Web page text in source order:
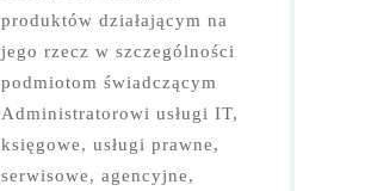
produktów działającym na
jego rzecz w szczególności
podmiotom świadczącym
Administratorowi usługi IT,
księgowe, usługi prawne,
serwisowe, agencyjne,